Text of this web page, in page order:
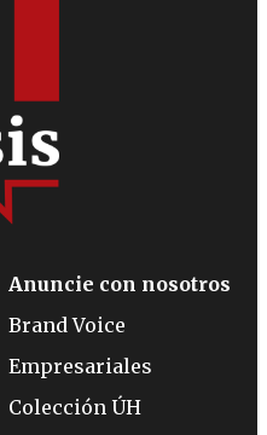
Anuncie con nosotros
Brand Voice
Empresariales
Colección ÚH